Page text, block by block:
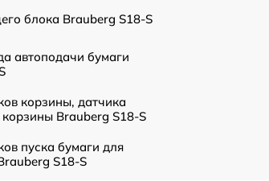
блока Brauberg S18-S
автоподачи бумаги
корзины, датчика
Brauberg S18-S
пуска бумаги для
S18-S